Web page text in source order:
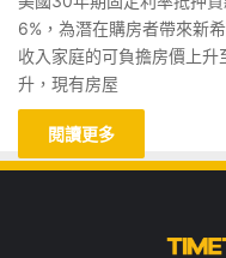
6%，為潛在購房者帶來新
收入家庭的可負擔房價上
升，現有房屋
閱讀更多